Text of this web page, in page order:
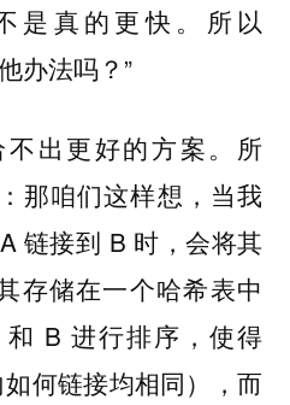
是真的更快。所以
办法吗？”
不出更好的方案。所
那咱们这样想，当我
链接到 B 时，会将其
存储在一个哈希表中
和 B 进行排序，使得
何链接均相同），而